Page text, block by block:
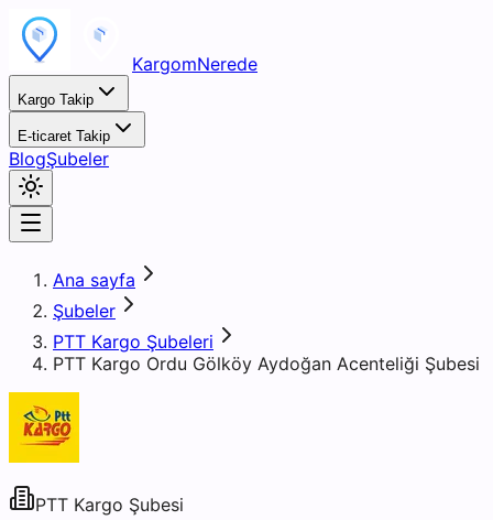
KargomNerede
Kargo Takip
E-ticaret Takip
BlogŞubeler
Ana sayfa
Şubeler
PTT Kargo Şubeleri
PTT Kargo Ordu Gölköy Aydoğan Acenteliği Şubesi
PTT Kargo Şubesi